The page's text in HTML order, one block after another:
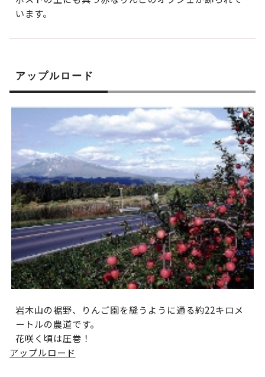
います。
アップルロード
岩木山の裾野、りんご園を縫うように通る約22キロメ
ートルの農道です。
花咲く頃は圧巻！
アップルロード